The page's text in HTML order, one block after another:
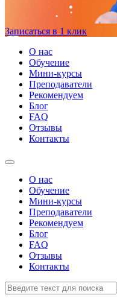
Записаться в 1 клик
О нас
Обучение
Мини-курсы
Преподаватели
Рекомендуем
Блог
FAQ
Отзывы
Контакты
О нас
Обучение
Мини-курсы
Преподаватели
Рекомендуем
Блог
FAQ
Отзывы
Контакты